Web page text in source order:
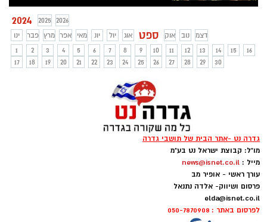
את הזוועות הנוראיות ופעלו בגבורה עילאית
התאספו יחד מתנדבי זק"א מכל רחבי הארץ
לתת ללב להשמיע את קולו ולנשמה לפרוט על
מיתריה. כי כשנגמרות המילים פורצת
המנגינה.
2024 2025
2026
ינו
פבר מרץ אפר מאי יונ יול אוג ספט אוק נוב
דצמ
1
2 3 4 5 6 7 8 9 10 11 12 13 14 15
16
17
18 19 20 21 22 23 24 25 26 27 28 29 30
גדרה נט -אתר הבית של תושבי גדרה
מו"ל: קבוצת ישראל נט בע"מ
מייל : news@isnet.co.il
עורך ראשי - אופיר מב
פרסום ושיווק- אלדה נתנאל
elda@isnet.co.il
לפרסום באתר : 050-7870908